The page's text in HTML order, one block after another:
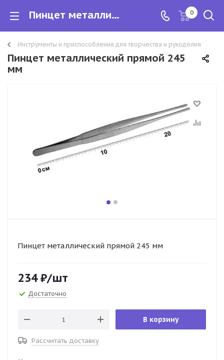
Пинцет металлический прямой 245 мм 0
Инструменты и приспособления для творчества и рукоделия
Пинцет металлический прямой 245
мм
Пинцет металлический прямой 245 мм
234₽/шт
Достаточно
В корзину
Рассчитать доставку